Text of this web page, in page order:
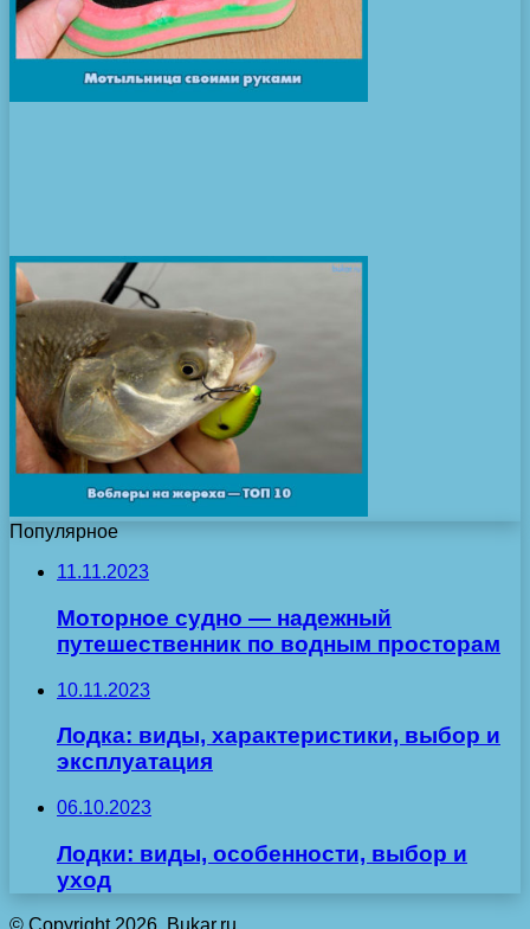
Популярное
11.11.2023
Моторное судно — надежный
путешественник по водным просторам
10.11.2023
Лодка: виды, характеристики, выбор и
эксплуатация
06.10.2023
Лодки: виды, особенности, выбор и
уход